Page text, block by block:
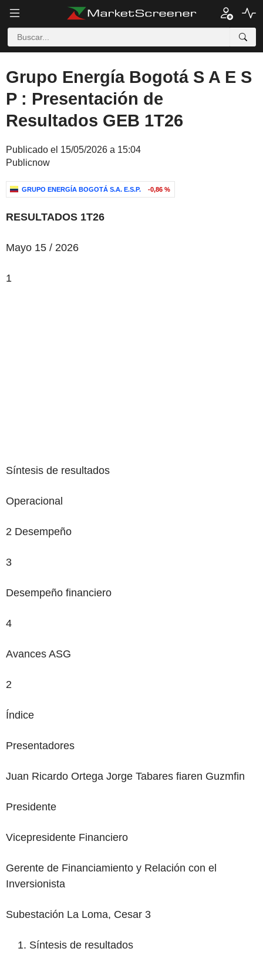
Grupo Energía Bogotá S A E S
P : Presentación de
Resultados GEB 1T26
Publicado el 15/05/2026 a 15:04
Publicnow
GRUPO ENERGÍA BOGOTÁ S.A. E.S.P. -0,86 %
‌RESULTADOS 1T26
Mayo 15 / 2026
1
‌Síntesis de resultados
Operacional
2 Desempeño
3
Desempeño financiero
4
Avances ASG
2
Índice
‌Presentadores
Juan Ricardo Ortega Jorge Tabares fiaren Guzmfin
Presidente
Vicepresidente Financiero
Gerente de Financiamiento y Relación con el
Inversionista
Subestación La Loma, Cesar 3
‌Síntesis de resultados